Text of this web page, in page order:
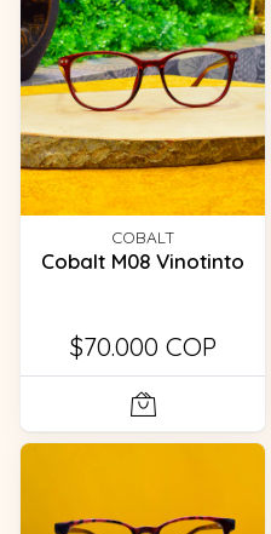
COBALT
Cobalt M08 Vinotinto
$70.000 COP